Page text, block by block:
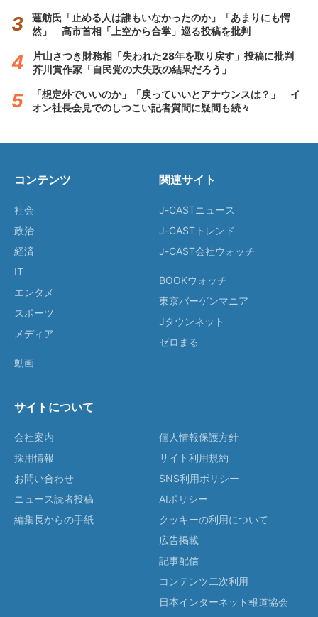
蓮舫氏「止める人は誰もいなかったのか」「あまりにも愕
然」 高市首相「上空から合掌」巡る投稿を批判
片山さつき財務相「失われた28年を取り戻す」投稿に批判
芥川賞作家「自民党の大失政の結果だろう」
「想定外でいいのか」「戻っていいとアナウンスは？」 イ
オン社長会見でのしつこい記者質問に疑問も続々
コンテンツ
社会
政治
経済
IT
エンタメ
スポーツ
メディア
動画
関連サイト
J-CASTニュース
J-CASTトレンド
J-CAST会社ウォッチ
BOOKウォッチ
東京バーゲンマニア
Jタウンネット
ゼロまる
サイトについて
会社案内
採用情報
お問い合わせ
ニュース読者投稿
編集長からの手紙
個人情報保護方針
サイト利用規約
SNS利用ポリシー
AIポリシー
クッキーの利用について
広告掲載
記事配信
コンテンツ二次利用
日本インターネット報道協会